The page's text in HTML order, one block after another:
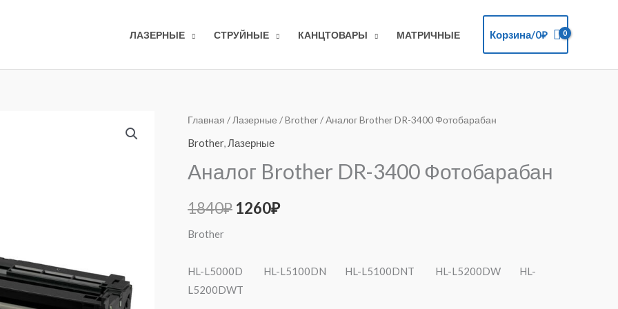
ЛАЗЕРНЫЕ СТРУЙНЫЕ КАНЦТОВАРЫ МАТРИЧНЫЕ Корзина/0₽
Главная / Лазерные /Brother/ Аналог Brother DR-3400 Фотобарабан
Brother,Лазерные
Аналог Brother DR-3400 Фотобарабан
1840₽
Первоначальная
цена
составляла
1840₽.
1260₽
Текущая
1260₽.
Brother
HL-L5000D HL-L5100DN HL-L5100DNT HL-L5200DW HL-
L5200DWT
Количество
товара
Brother
3400
Фотобарабан